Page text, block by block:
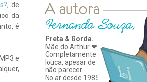
, de
da
é
e
Preta & Gorda.
Mãe do Arthur ❤
Completamente
louca, apesar de
não parecer.
No ar desde 1985.